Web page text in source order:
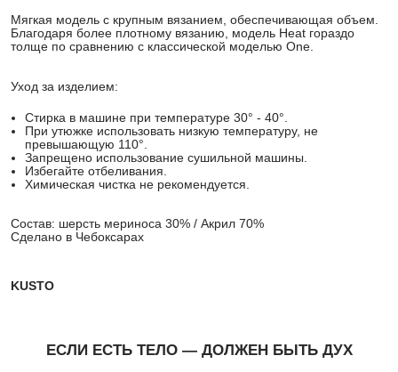
Мягкая модель с крупным вязанием, обеспечивающая объем.
Благодаря более плотному вязанию, модель Heat гораздо
толще по сравнению с классической моделью One.
Уход за изделием:
Стирка в машине при температуре 30° - 40°.
При утюжке использовать низкую температуру, не
превышающую 110°.
Запрещено использование сушильной машины.
Избегайте отбеливания.
Химическая чистка не рекомендуется.
Состав: шерсть мериноса 30% / Акрил 70%
Сделано в Чебоксарах
KUSTO
ЕСЛИ ЕСТЬ ТЕЛО — ДОЛЖЕН БЫТЬ ДУХ